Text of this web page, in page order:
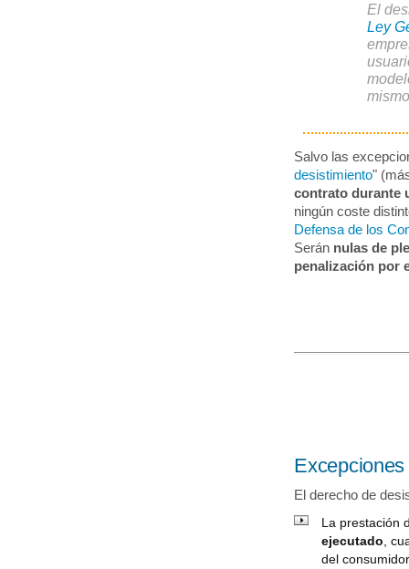
El
Ley
Salvo las
desistimiento"
contrato durante
ningún coste
Defensa de los
Serán nulas de
penalización por
El derecho de
La prestación
ejecutado ,
del